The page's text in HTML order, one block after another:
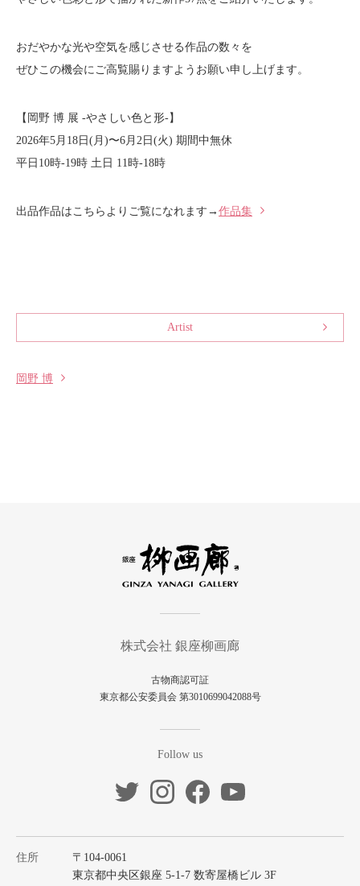
おだやかな光や空気を感じさせる作品の数々を
ぜひこの機会にご高覧賜りますようお願い申し上げます。
【岡野 博 展 -やさしい色と形-】
2026年5月18日(月)〜6月2日(火) 期間中無休
平日10時-19時 土日 11時-18時
出品作品はこちらよりご覧になれます→ 作品集
Artist
岡野 博
株式会社 銀座柳画廊
古物商認可証
東京都公安委員会 第3010699042088号
Follow us
住所
〒104-0061
東京都中央区銀座 5-1-7 数寄屋橋ビル 3F